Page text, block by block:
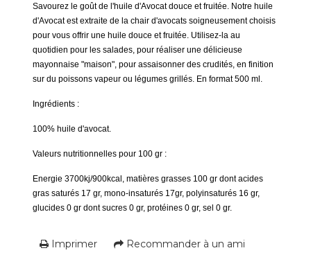
Savourez le goût de l'huile d'Avocat douce et fruitée. Notre huile
d'Avocat est extraite de la chair d'avocats soigneusement choisis
pour vous offrir une huile douce et fruitée. Utilisez-la au
quotidien pour les salades, pour réaliser une délicieuse
mayonnaise "maison", pour assaisonner des crudités, en finition
sur du poissons vapeur ou légumes grillés. En format 500 ml.
Ingrédients :
100% huile d'avocat.
Valeurs nutritionnelles pour 100 gr :
Energie 3700kj/900kcal, matières grasses 100 gr dont acides
gras saturés 17 gr, mono-insaturés 17gr, polyinsaturés 16 gr,
glucides 0 gr dont sucres 0 gr, protéines 0 gr, sel 0 gr.
Imprimer Recommander à un ami